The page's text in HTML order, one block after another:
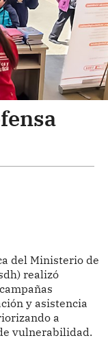
del Ministerio de
realizó
y asistencia
a
vulnerabilidad.